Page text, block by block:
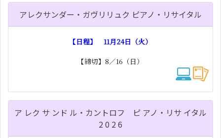
アレクサンダー・ガヴリリュク ピアノ・リサイタル
【日程】 11月24日（火）
【締切】8／16（日）
ア レク サ ンド ル・カントロフ ピ アノ・リサ イタル
2 0 2 6